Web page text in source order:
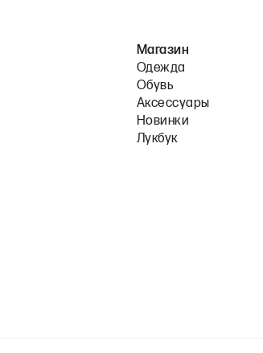
Магазин
Одежда
Обувь
Аксессуары
Новинки
Лукбук